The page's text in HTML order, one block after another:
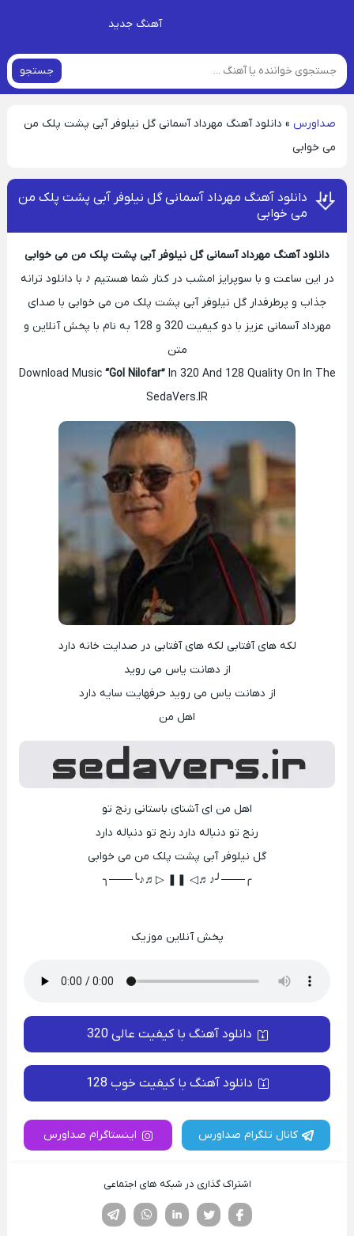
آهنگ جدید
جستجو
صداورس » دانلود آهنگ مهرداد آسمانی گل نیلوفر آبی پشت پلک من
می خوابی
دانلود آهنگ مهرداد آسمانی گل نیلوفر آبی پشت پلک من
می خوابی
دانلود آهنگ مهرداد آسمانی گل نیلوفر آبی پشت پلک من می خوابی
در این ساعت و با سوپرایز امشب در کنار شما هستیم ♪ با دانلود ترانه
جذاب و پرطرفدار گل نیلوفر آبی پشت پلک من می خوابی با صدای
مهرداد آسمانی عزیز با دو کیفیت 320 و 128 به نام با پخش آنلاین و
متن
Download Music “Gol Nilofar”In 320 And 128 Quality On In The
SedaVers.IR
لکه های آفتابی لکه های آفتابی در صدایت خانه دارد
از دهانت یاس می روید
از دهانت یاس می روید حرفهایت سایه دارد
اهل من
اهل من ای آشنای باستانی رنج تو
رنج تو دنباله دارد رنج تو دنباله دارد
گل نیلوفر آبی پشت پلک من می خوابی
╭───╯♪♬◁ ❚❚ ▷♬♪╰───╮
پخش آنلاین موزیک
دانلود آهنگ با کیفیت عالی 320
دانلود آهنگ با کیفیت خوب 128
کانال تلگرام صداورس اینستاگرام صداورس
اشتراک گذاری در شبکه های اجتماعی
لینکدین تویتر
فیسوک